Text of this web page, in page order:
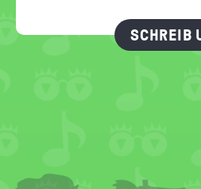
SCHREIB
FOOTER